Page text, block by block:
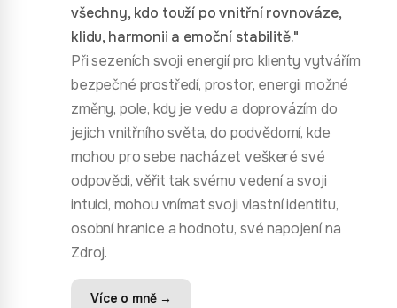
všechny, kdo touží po vnitřní rovnováze,
klidu, harmonii a emoční stabilitě."
Při sezeních svoji energií pro klienty vytvářím
bezpečné prostředí, prostor, energii možné
změny, pole, kdy je vedu a doprovázím do
jejich vnitřního světa, do podvědomí, kde
mohou pro sebe nacházet veškeré své
odpovědi, věřit tak svému vedení a svoji
intuici, mohou vnímat svoji vlastní identitu,
osobní hranice a hodnotu, své napojení na
Zdroj.
Více o mně →